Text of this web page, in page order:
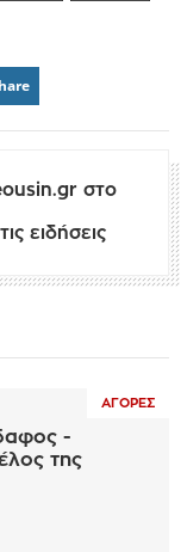
στο
ειδήσεις
ΑΓΟΡΈΣ
-
της